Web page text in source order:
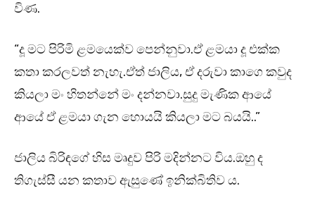
විණ.
“දූ මට පිරිමි ළමයෙක්ව පෙන්නුවා.ඒ ළමයා දූ එක්ක
කතා කරලවත් නැහැ.ඒත් ජාලිය, ඒ දරුවා කාගෙ කවුද
කියලා මං හිතන්නේ මං දන්නවා.සුදු මැණික ආයේ
ආයේ ඒ ළමයා ගැන හොයයි කියලා මට බයයි..”
ජාලිය බිරිඳගේ හිස මෘදුව පිරි මදින්නට විය.ඔහු ද
තිගැස්සී යන කතාව ඇසුණේ ඉනික්බිතිව ය.